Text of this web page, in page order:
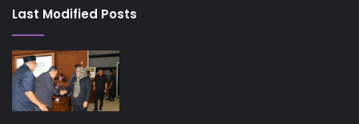
Last Modified Posts